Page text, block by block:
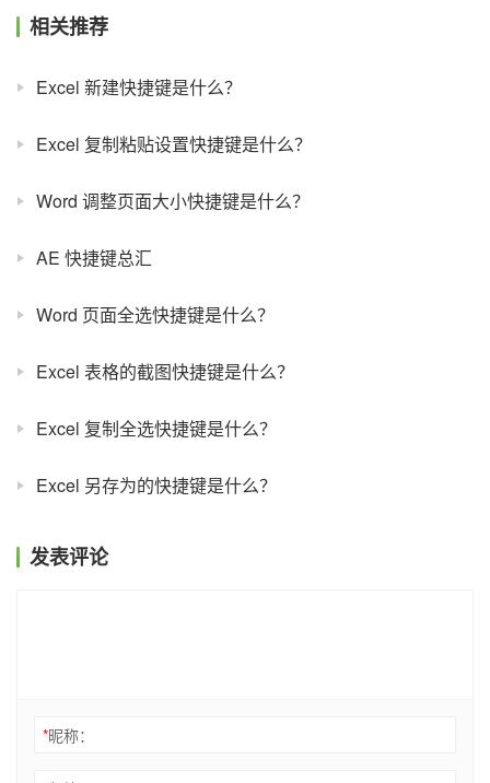
相关推荐
Excel 新建快捷键是什么？
Excel 复制粘贴设置快捷键是什么？
Word 调整页面大小快捷键是什么？
AE 快捷键总汇
Word 页面全选快捷键是什么？
Excel 表格的截图快捷键是什么？
Excel 复制全选快捷键是什么？
Excel 另存为的快捷键是什么？
发表评论
*昵称：